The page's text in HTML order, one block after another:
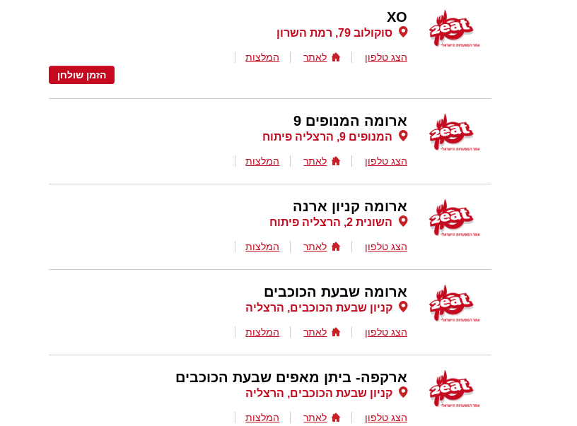
XO
סוקולוב 79, רמת השרון
הצג טלפון לאתר
המלצות
הזמן שולחן
ארומה המנופים 9
המנופים 9, הרצליה פיתוח
הצג טלפון לאתר המלצות
ארומה קניון ארנה
השונית 2, הרצליה פיתוח
הצג טלפון לאתר המלצות
ארומה שבעת הכוכבים
קניון שבעת הכוכבים, הרצליה
הצג טלפון לאתר המלצות
ארקפה- ביתן מאפים שבעת הכוכבים
קניון שבעת הכוכבים, הרצליה
הצג טלפון לאתר המלצות